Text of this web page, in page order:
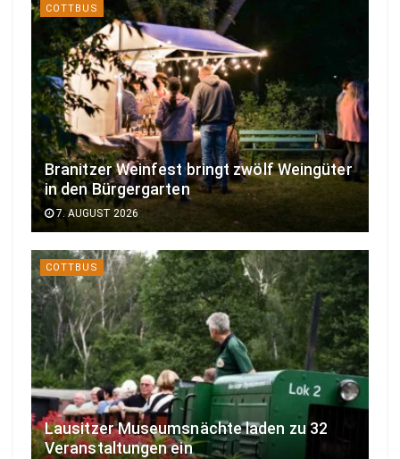
COTTBUS
Branitzer Weinfest bringt zwölf Weingüter
in den Bürgergarten
7. AUGUST 2026
COTTBUS
Lausitzer Museumsnächte laden zu 32
Veranstaltungen ein